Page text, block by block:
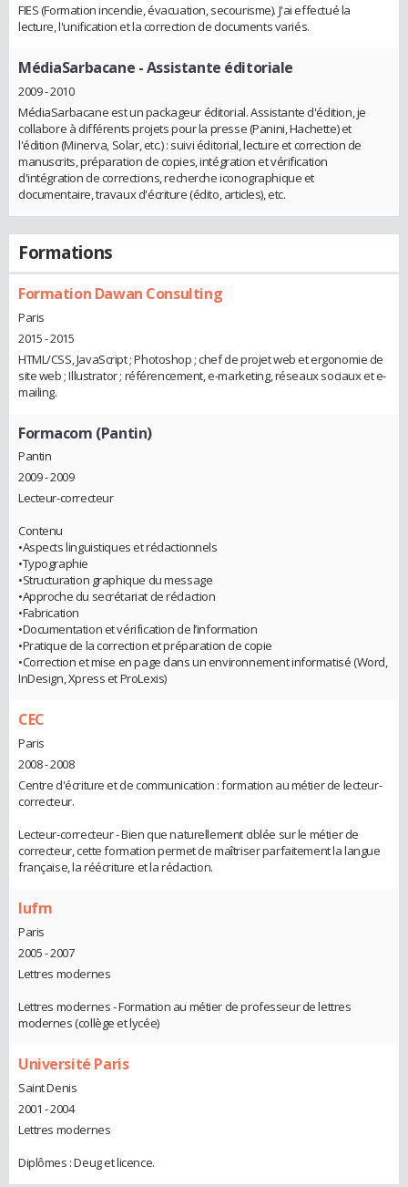
FIES (Formation incendie, évacuation, secourisme). J'ai effectué la
lecture, l'unification et la correction de documents variés.
MédiaSarbacane - Assistante éditoriale
2009 - 2010
MédiaSarbacane est un packageur éditorial. Assistante d'édition, je
collabore à différents projets pour la presse (Panini, Hachette) et
l'édition (Minerva, Solar, etc.) : suivi éditorial, lecture et correction de
manuscrits, préparation de copies, intégration et vérification
d'intégration de corrections, recherche iconographique et
documentaire, travaux d'écriture (édito, articles), etc.
Formations
Formation Dawan Consulting
Paris
2015 - 2015
HTML/CSS, JavaScript ; Photoshop ; chef de projet web et ergonomie de
site web ; Illustrator ; référencement, e-marketing, réseaux sociaux et e-
mailing.
Formacom (Pantin)
Pantin
2009 - 2009
Lecteur-correcteur
Contenu
•Aspects linguistiques et rédactionnels
•Typographie
•Structuration graphique du message
•Approche du secrétariat de rédaction
•Fabrication
•Documentation et vérification de l’information
•Pratique de la correction et préparation de copie
•Correction et mise en page dans un environnement informatisé (Word,
InDesign, Xpress et ProLexis)
CEC
Paris
2008 - 2008
Centre d'écriture et de communication : formation au métier de lecteur-
correcteur.
Lecteur-correcteur - Bien que naturellement ciblée sur le métier de
correcteur, cette formation permet de maîtriser parfaitement la langue
française, la réécriture et la rédaction.
Iufm
Paris
2005 - 2007
Lettres modernes
Lettres modernes - Formation au métier de professeur de lettres
modernes (collège et lycée)
Université Paris
Saint Denis
2001 - 2004
Lettres modernes
Diplômes : Deug et licence.